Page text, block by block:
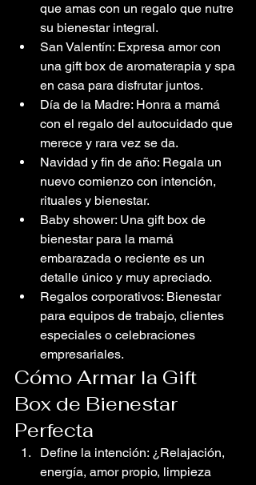
que amas con un regalo que nutre
su bienestar integral.
San Valentín: Expresa amor con
una gift box de aromaterapia y spa
en casa para disfrutar juntos.
Día de la Madre: Honra a mamá
con el regalo del autocuidado que
merece y rara vez se da.
Navidad y fin de año: Regala un
nuevo comienzo con intención,
rituales y bienestar.
Baby shower: Una gift box de
bienestar para la mamá
embarazada o reciente es un
detalle único y muy apreciado.
Regalos corporativos: Bienestar
para equipos de trabajo, clientes
especiales o celebraciones
empresariales.
Cómo Armar la Gift
Box de Bienestar
Perfecta
Define la intención: ¿Relajación,
energía, amor propio, limpieza